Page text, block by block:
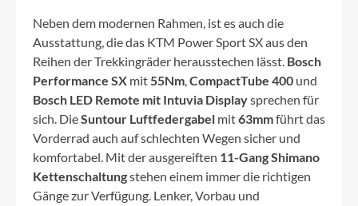
Neben dem modernen Rahmen, ist es auch die
Ausstattung, die das KTM Power Sport SX aus den
Reihen der Trekkingräder herausstechen lässt. Bosch
Performance SX mit55Nm,CompactTube 400 und
Bosch LED Remote mit Intuvia Displaysprechen für
sich. DieSuntour Luftfedergabel mit63mmführt das
Vorderrad auch auf schlechten Wegen sicher und
komfortabel. Mit der ausgereiften 11-Gang Shimano
Kettenschaltungstehen einem immer die richtigen
Gänge zur Verfügung. Lenker, Vorbau und